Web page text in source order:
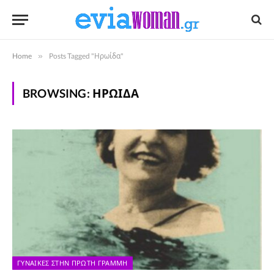
Home » Posts Tagged "Ηρωίδα"
BROWSING: ΗΡΩΊΔΑ
ΓΥΝΑΊΚΕΣ ΣΤΗΝ ΠΡΏΤΗ ΓΡΑΜΜΉ